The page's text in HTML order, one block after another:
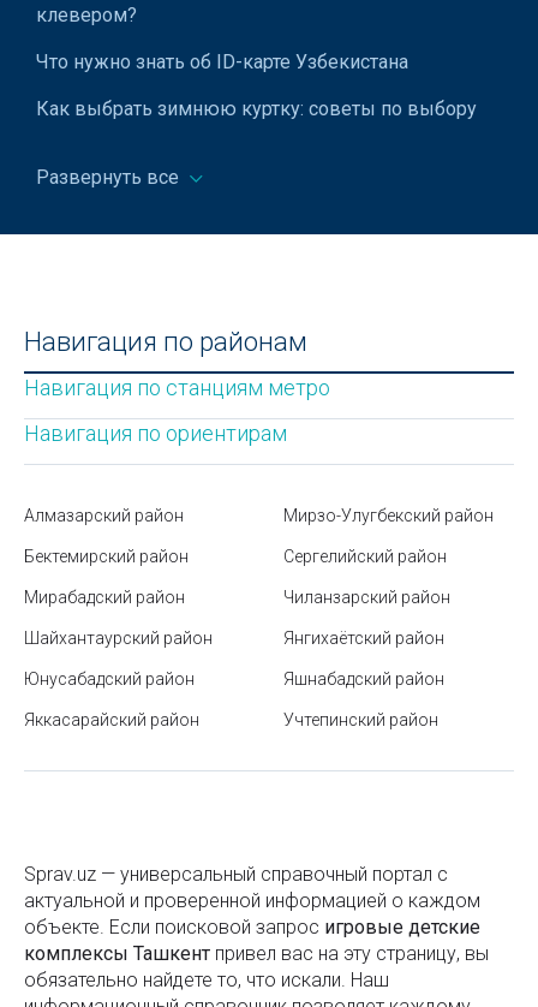
клевером?
Что нужно знать об ID-карте Узбекистана
Как выбрать зимнюю куртку: советы по выбору
Что включает в себя профессиональная установка
Новый формат школьных аттестатов в
tMarket — разумный выбор компьютерной техники
уходу
Время Хайит намаза в Ташкенте и других регионах
Узбекистана – 2025
Расписание месяца Рамадан – 2022
Развернуть все
Навигация по районам
Навигация по станциям метро
Навигация по ориентирам
Алмазарский район
Бектемирский район
Мирабадский район
Мирзо-Улугбекский район
Сергелийский район
Чиланзарский район
Шайхантаурский район
Юнусабадский район
Яккасарайский район
Янгихаётский район
Яшнабадский район
Учтепинский район
Sprav.uz — универсальный справочный портал с
актуальной и проверенной информацией о каждом
объекте. Если поисковой запроc игровые детские
комплексы Ташкент привел вас на эту страницу, вы
обязательно найдете то, что искали. Наш